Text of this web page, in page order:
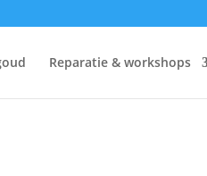
Reparatie & workshops